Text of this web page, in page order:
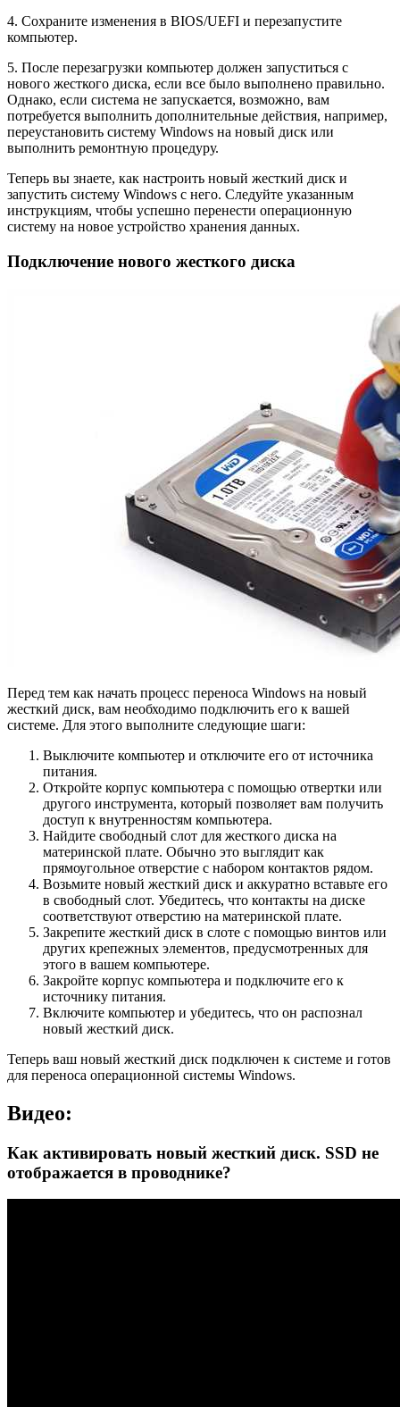
4. Сохраните изменения в BIOS/UEFI и перезапустите
компьютер.
5. После перезагрузки компьютер должен запуститься с
нового жесткого диска, если все было выполнено правильно.
Однако, если система не запускается, возможно, вам
потребуется выполнить дополнительные действия, например,
переустановить систему Windows на новый диск или
выполнить ремонтную процедуру.
Теперь вы знаете, как настроить новый жесткий диск и
запустить систему Windows с него. Следуйте указанным
инструкциям, чтобы успешно перенести операционную
систему на новое устройство хранения данных.
Подключение нового жесткого диска
Перед тем как начать процесс переноса Windows на новый
жесткий диск, вам необходимо подключить его к вашей
системе. Для этого выполните следующие шаги:
Выключите компьютер и отключите его от источника
питания.
Откройте корпус компьютера с помощью отвертки или
другого инструмента, который позволяет вам получить
доступ к внутренностям компьютера.
Найдите свободный слот для жесткого диска на
материнской плате. Обычно это выглядит как
прямоугольное отверстие с набором контактов рядом.
Возьмите новый жесткий диск и аккуратно вставьте его
в свободный слот. Убедитесь, что контакты на диске
соответствуют отверстию на материнской плате.
Закрепите жесткий диск в слоте с помощью винтов или
других крепежных элементов, предусмотренных для
этого в вашем компьютере.
Закройте корпус компьютера и подключите его к
источнику питания.
Включите компьютер и убедитесь, что он распознал
новый жесткий диск.
Теперь ваш новый жесткий диск подключен к системе и готов
для переноса операционной системы Windows.
Видео:
Как активировать новый жесткий диск. SSD не
отображается в проводнике?